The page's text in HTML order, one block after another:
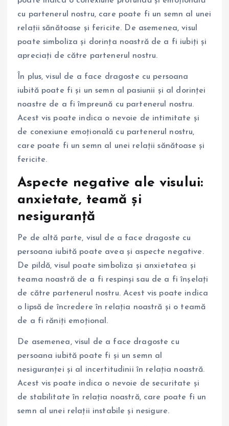
cu partenerul nostru, care poate fi un semn al unei
relații sănătoase și fericite. De asemenea, visul
poate simboliza și dorința noastră de a fi iubiți și
apreciați de către partenerul nostru.
În plus, visul de a face dragoste cu persoana
iubită poate fi și un semn al pasiunii și al dorinței
noastre de a fi împreună cu partenerul nostru.
Acest vis poate indica o nevoie de intimitate și
de conexiune emoțională cu partenerul nostru,
care poate fi un semn al unei relații sănătoase și
fericite.
Aspecte negative ale visului:
anxietate, teamă și
nesiguranță
Pe de altă parte, visul de a face dragoste cu
persoana iubită poate avea și aspecte negative.
De pildă, visul poate simboliza și anxietatea și
teama noastră de a fi respinși sau de a fi înșelați
de către partenerul nostru. Acest vis poate indica
o lipsă de încredere în relația noastră și o teamă
de a fi răniți emoțional.
De asemenea, visul de a face dragoste cu
persoana iubită poate fi și un semn al
nesiguranței și al incertitudinii în relația noastră.
Acest vis poate indica o nevoie de securitate și
de stabilitate în relația noastră, care poate fi un
semn al unei relații instabile și nesigure.